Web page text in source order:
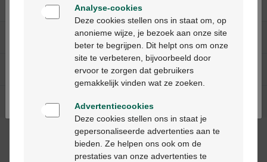
Onze diensten
Over Multipharma
Hulp & contact
Betaalmethodes
Bienvenue
Ga verder in het nederlands
Continuez en français
Analyse-cookies
Deze cookies stellen ons in staat om, op
anonieme wijze, je bezoek aan onze site
beter te begrijpen. Dit helpt ons om onze
site te verbeteren, bijvoorbeeld door
ervoor te zorgen dat gebruikers
gemakkelijk vinden wat ze zoeken.
Advertentiecookies
Deze cookies stellen ons in staat je
gepersonaliseerde advertenties aan te
bieden. Ze helpen ons ook om de
prestaties van onze advertenties te